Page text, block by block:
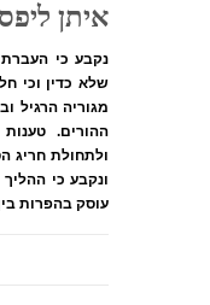
איתן
נקבע כי
שלא כדין וכי
מגוריה הרגיל
ההורים.
ולתחולת חריג
ונקבע כי
עוסק בהפרות